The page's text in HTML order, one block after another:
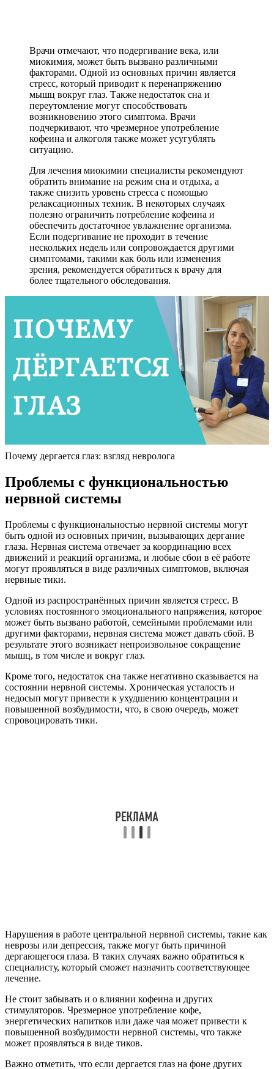
Врачи отмечают, что подергивание века, или
миокимия, может быть вызвано различными
факторами. Одной из основных причин является
стресс, который приводит к перенапряжению
мышц вокруг глаз. Также недостаток сна и
переутомление могут способствовать
возникновению этого симптома. Врачи
подчеркивают, что чрезмерное употребление
кофеина и алкоголя также может усугублять
ситуацию.
Для лечения миокимии специалисты рекомендуют
обратить внимание на режим сна и отдыха, а
также снизить уровень стресса с помощью
релаксационных техник. В некоторых случаях
полезно ограничить потребление кофеина и
обеспечить достаточное увлажнение организма.
Если подергивание не проходит в течение
нескольких недель или сопровождается другими
симптомами, такими как боль или изменения
зрения, рекомендуется обратиться к врачу для
более тщательного обследования.
Почему дергается глаз: взгляд невролога
Проблемы с функциональностью
нервной системы
Проблемы с функциональностью нервной системы могут
быть одной из основных причин, вызывающих дергание
глаза. Нервная система отвечает за координацию всех
движений и реакций организма, и любые сбои в её работе
могут проявляться в виде различных симптомов, включая
нервные тики.
Одной из распространённых причин является стресс. В
условиях постоянного эмоционального напряжения, которое
может быть вызвано работой, семейными проблемами или
другими факторами, нервная система может давать сбой. В
результате этого возникает непроизвольное сокращение
мышц, в том числе и вокруг глаз.
Кроме того, недостаток сна также негативно сказывается на
состоянии нервной системы. Хроническая усталость и
недосып могут привести к ухудшению концентрации и
повышенной возбудимости, что, в свою очередь, может
спровоцировать тики.
Нарушения в работе центральной нервной системы, такие как
неврозы или депрессия, также могут быть причиной
дергающегося глаза. В таких случаях важно обратиться к
специалисту, который сможет назначить соответствующее
лечение.
Не стоит забывать и о влиянии кофеина и других
стимуляторов. Чрезмерное употребление кофе,
энергетических напитков или даже чая может привести к
повышенной возбудимости нервной системы, что также
может проявляться в виде тиков.
Важно отметить, что если дергается глаз на фоне других